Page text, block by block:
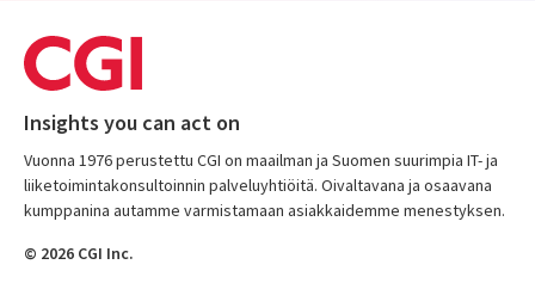
Insights you can act on
Vuonna 1976 perustettu CGI on maailman ja Suomen suurimpia IT- ja
liiketoimintakonsultoinnin palveluyhtiöitä. Oivaltavana ja osaavana
kumppanina autamme varmistamaan asiakkaidemme menestyksen.
© 2026 CGI Inc.